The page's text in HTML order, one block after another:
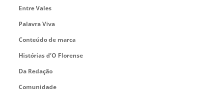
Entre Vales
Palavra Viva
Conteúdo de marca
Histórias d’O Florense
Da Redação
Comunidade